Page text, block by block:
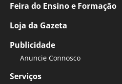
Feira do Ensino e Formação
Loja da Gazeta
Publicidade
Anuncie Connosco
Serviços